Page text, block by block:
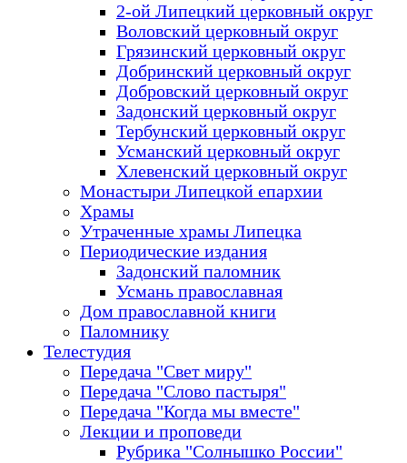
2-ой Липецкий церковный округ
Воловский церковный округ
Грязинский церковный округ
Добринский церковный округ
Добровский церковный округ
Задонский церковный округ
Тербунский церковный округ
Усманский церковный округ
Хлевенский церковный округ
Монастыри Липецкой епархии
Храмы
Утраченные храмы Липецка
Периодические издания
Задонский паломник
Усмань православная
Дом православной книги
Паломнику
Телестудия
Передача "Свет миру"
Передача "Слово пастыря"
Передача "Когда мы вместе"
Лекции и проповеди
Рубрика "Солнышко России"